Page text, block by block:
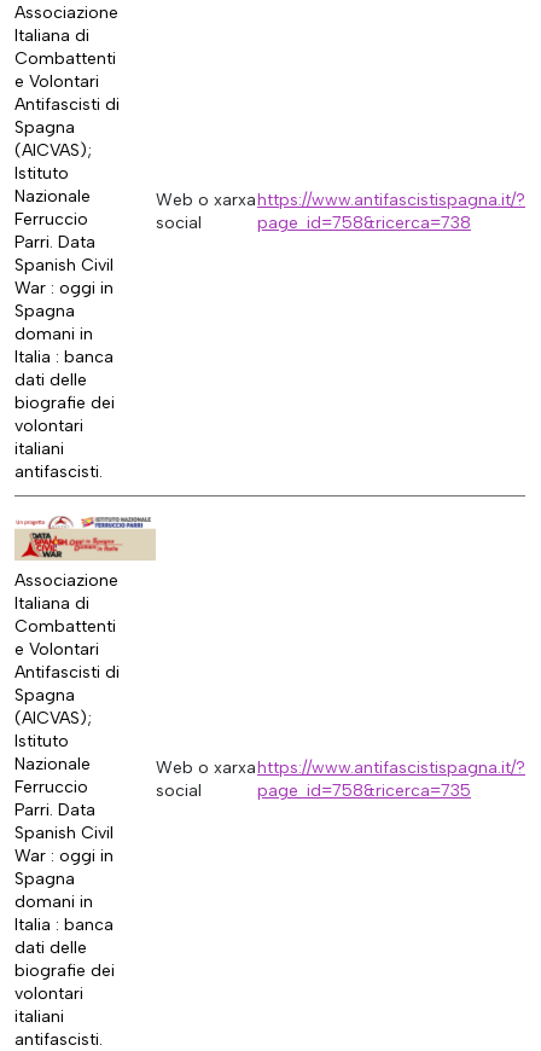
Associazione
Italiana di
Combattenti
e Volontari
Antifascisti di
Spagna
(AICVAS);
Istituto
Nazionale
Ferruccio
Parri. Data
Spanish Civil
War : oggi in
Spagna
domani in
Italia : banca
dati delle
biografie dei
volontari
italiani
antifascisti.
Web o xarxa
social
https://www.antifascistispagna.it/?
page_id=758&ricerca=738
Associazione
Italiana di
Combattenti
e Volontari
Antifascisti di
Spagna
(AICVAS);
Istituto
Nazionale
Ferruccio
Parri. Data
Spanish Civil
War : oggi in
Spagna
domani in
Italia : banca
dati delle
biografie dei
volontari
italiani
antifascisti.
Web o xarxa
social
https://www.antifascistispagna.it/?
page_id=758&ricerca=735